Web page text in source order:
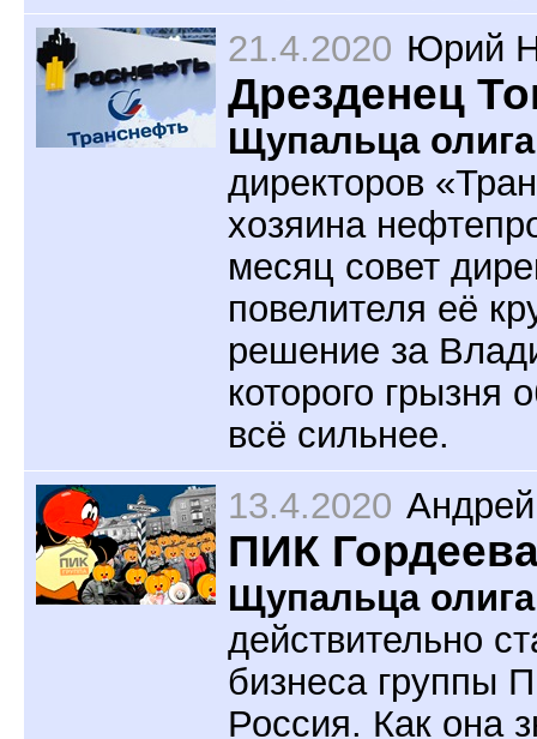
21.4.2020 Юрий
Дрезденец
Щупальца
директоров
хозяина
месяц совет
повелителя её
решение за
которого грызня
всё сильнее.
13.4.2020
ПИК
Щупальца
действительно
бизнеса группы
Россия. Как она